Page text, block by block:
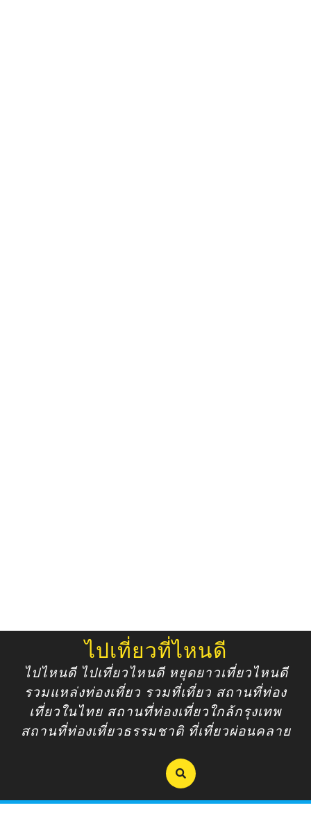
content
ไปเที่ยวที่ไหนดี
ไปไหนดี ไปเที่ยวไหนดี หยุดยาวเที่ยวไหนดี
รวมแหล่งท่องเที่ยว รวมที่เที่ยว สถานที่ท่อง
เที่ยวในไทย สถานที่ท่องเที่ยวใกล้กรุงเทพ
สถานที่ท่องเที่ยวธรรมชาติ ที่เที่ยวผ่อนคลาย